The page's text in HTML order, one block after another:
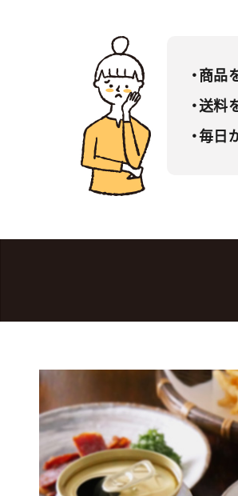
・商
・送
・毎日